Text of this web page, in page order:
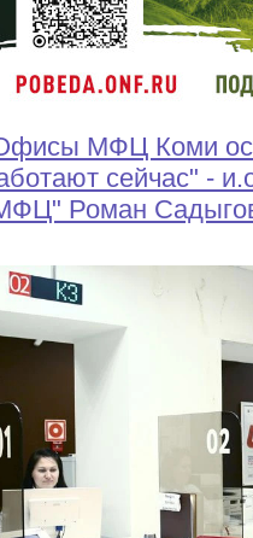
МФЦ Коми
сейчас" -
Роман